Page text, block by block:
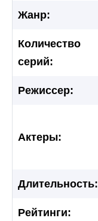
Жанр:
Количество
серий:
Режиссер:
Актеры:
Длительность:
Рейтинги: